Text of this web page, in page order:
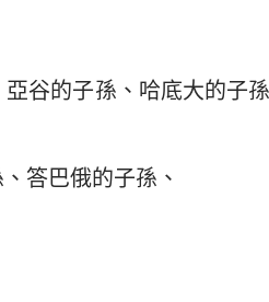
谷的子孫、哈底大的子
答巴俄的子孫、